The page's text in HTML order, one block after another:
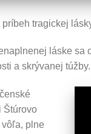
tragickej
láske sa
a skrývanej túžby.
Štúrovo
plne